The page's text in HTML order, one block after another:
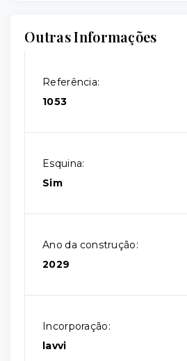
Outras Informações
Referência:
1053
Esquina:
Sim
Ano da construção:
2029
Incorporação:
lavvi